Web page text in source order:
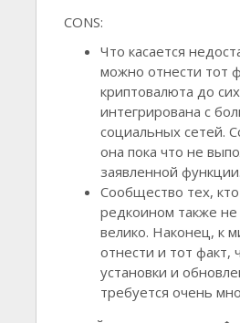
CONS:
Что касается
можно отнести тот
криптовалюта до
интегрирована с
социальных сетей.
она пока что не
заявленной функции.
Сообщество тех,
редкоином также
велико. Наконец, к
отнести и тот факт,
установки и
требуется очень